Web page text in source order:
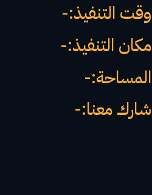
وقت التنفيذ:-
مكان التنفيذ:-
المساحة:-
شارك معنا:-